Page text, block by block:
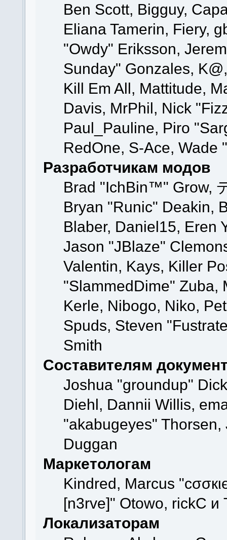
Ben Scott, Bigguy,
Eliana Tamerin, Fiery,
"Owdy" Eriksson,
Sunday" Gonzales,
Kill Em All, Mattitude,
Davis, MrPhil, Nick
Paul_Pauline, Piro
RedOne, S-Ace,
Разработчикам модов
Brad "IchBin™" Grow,
Bryan "Runic" Deakin,
Blaber, Daniel15, Eren
Jason "JBlaze"
Valentin, Kays, Killer
"SlammedDime" Zuba,
Kerle, Nibogo, Niko,
Spuds, Steven
Smith
Составителям
Joshua "groundup"
Diehl, Dannii Willis,
"akabugeyes"
Duggan
Маркетологам
Kindred, Marcus
[n3rve]" Otowo, rickC и
Локализаторам